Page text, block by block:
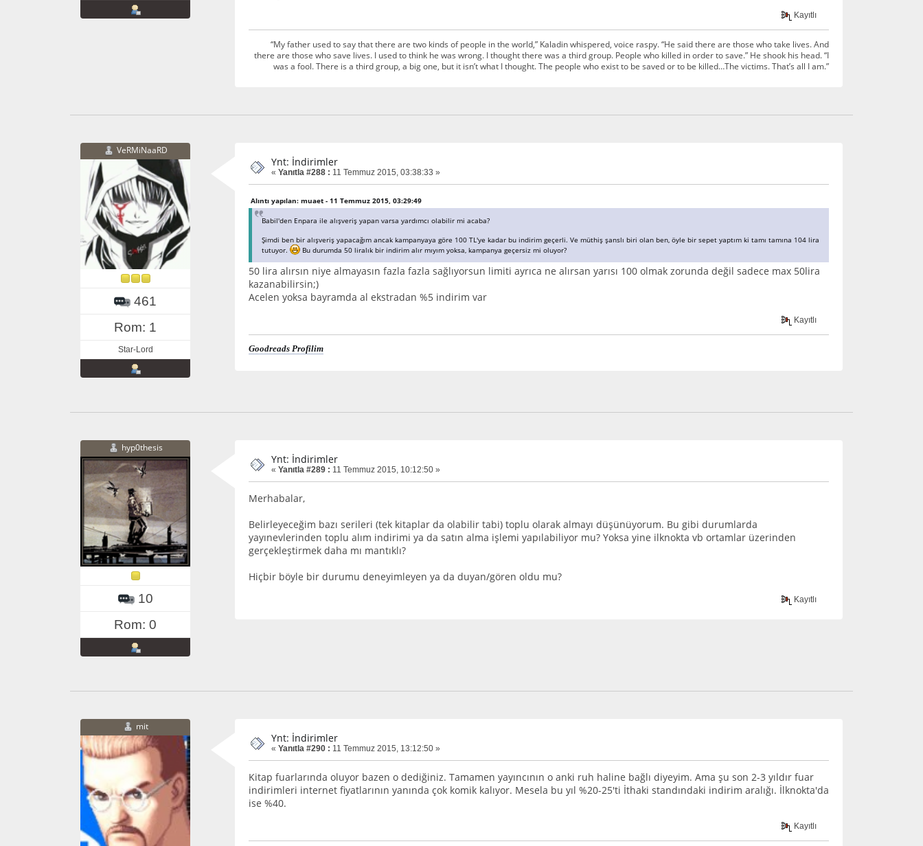
Kayıtlı
“My father used to say that there are two kinds of people in the world,” Kaladin whispered, voice raspy. “He said there are those who take lives. And
there are those who save lives. I used to think he was wrong. I thought there was a third group. People who killed in order to save.” He shook his head. “I
was a fool. There is a third group, a big one, but it isn’t what I thought. The people who exist to be saved or to be killed…The victims. That’s all I am.”
VeRMiNaaRD
461
Rom: 1
Star-Lord
Ynt: İndirimler
« Yanıtla #288 : 11 Temmuz 2015, 03:38:33 »
Alıntı yapılan: muaet - 11 Temmuz 2015, 03:29:49
Babil'den Enpara ile alışveriş yapan varsa yardımcı olabilir mi acaba?
Şimdi ben bir alışveriş yapacağım ancak kampanyaya göre 100 TL'ye kadar bu indirim geçerli. Ve müthiş şanslı biri olan ben, öyle bir sepet yaptım ki tamı tamına 104 lira
tutuyor.
Bu durumda 50 liralık bir indirim alır mıyım yoksa, kampanya geçersiz mi oluyor?
50 lira alırsın niye almayasın fazla fazla sağlıyorsun limiti ayrıca ne alırsan yarısı 100 olmak zorunda değil sadece max 50lira
kazanabilirsin;)
Acelen yoksa bayramda al ekstradan %5 indirim var
Kayıtlı
Goodreads Profilim
hyp0thesis
10
Rom: 0
Ynt: İndirimler
« Yanıtla #289 : 11 Temmuz 2015, 10:12:50 »
Merhabalar,
Belirleyeceğim bazı serileri (tek kitaplar da olabilir tabi) toplu olarak almayı düşünüyorum. Bu gibi durumlarda
yayınevlerinden toplu alım indirimi ya da satın alma işlemi yapılabiliyor mu? Yoksa yine ilknokta vb ortamlar üzerinden
gerçekleştirmek daha mı mantıklı?
Hiçbir böyle bir durumu deneyimleyen ya da duyan/gören oldu mu?
Kayıtlı
mit
Ynt: İndirimler
« Yanıtla #290 : 11 Temmuz 2015, 13:12:50 »
Kitap fuarlarında oluyor bazen o dediğiniz. Tamamen yayıncının o anki ruh haline bağlı diyeyim. Ama şu son 2-3 yıldır fuar
indirimleri internet fiyatlarının yanında çok komik kalıyor. Mesela bu yıl %20-25'ti İthaki standındaki indirim aralığı. İlknokta'da
ise %40.
Kayıtlı